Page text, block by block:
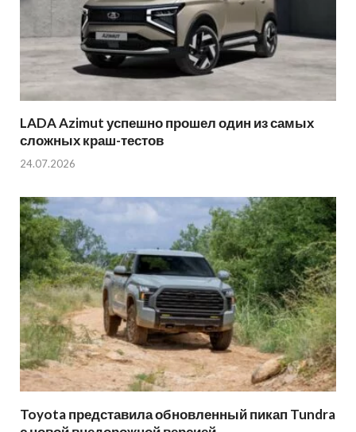
LADA Azimut успешно прошел один из самых
сложных краш-тестов
24.07.2026
Toyota представила обновленный пикап Tundra